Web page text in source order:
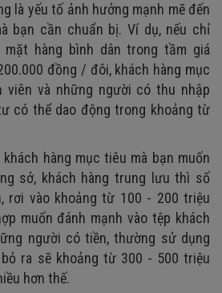
là yếu tố ảnh hưởng mạnh mẽ đến
bạn cần chuẩn bị. Ví dụ, nếu chỉ
hàng bình dân trong tầm giá
đồng / đôi, khách hàng mục
viên và những người có thu nhập
có thể dao động trong khoảng từ
hàng mục tiêu mà bạn muốn
sở, khách hàng trung lưu thì số
rơi vào khoảng từ 100 - 200 triệu
muốn đánh mạnh vào tệp khách
người có tiền, thường sử dụng
ra sẽ khoảng từ 300 - 500 triệu
hơn thế.